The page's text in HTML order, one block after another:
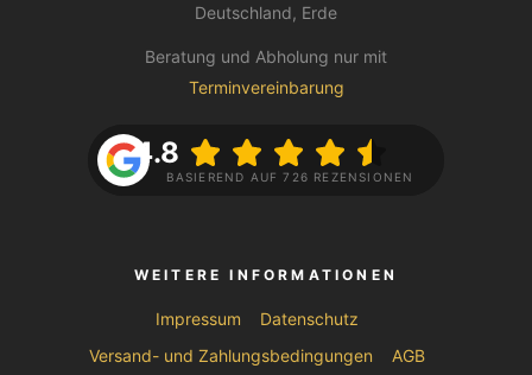
Deutschland, Erde
Beratung und Abholung nur mit
Terminvereinbarung
4.8
BASIEREND AUF 726 REZENSIONEN
WEITERE INFORMATIONEN
Impressum
Datenschutz
Versand- und Zahlungsbedingungen
AGB